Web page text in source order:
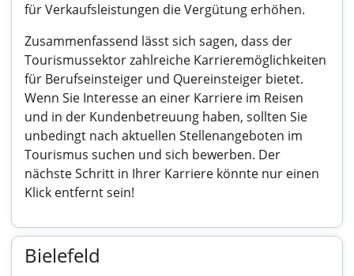
für Verkaufsleistungen die Vergütung erhöhen.
Zusammenfassend lässt sich sagen, dass der
Tourismussektor zahlreiche Karrieremöglichkeiten
für Berufseinsteiger und Quereinsteiger bietet.
Wenn Sie Interesse an einer Karriere im Reisen
und in der Kundenbetreuung haben, sollten Sie
unbedingt nach aktuellen Stellenangeboten im
Tourismus suchen und sich bewerben. Der
nächste Schritt in Ihrer Karriere könnte nur einen
Klick entfernt sein!
Bielefeld